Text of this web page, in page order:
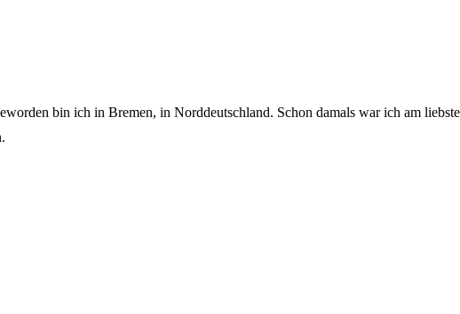
bin ich in Bremen, in Norddeutschland. Schon damals war ich am